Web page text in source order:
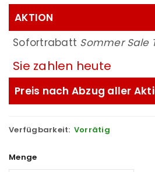
AKTION
Sofortrabatt Sommer Sale
Sie zahlen heute
Preis nach Abzug aller
Verfügbarkeit: Vorrätig
Menge